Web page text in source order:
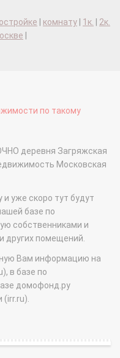
комнату 1к.
2к.
по такому
деревня Загряжская
Московская
уже скоро тут будут
базе по
собственниками и
других помещений.
Вам информацию на
в базе по
домофонд.ру
(irr.ru).